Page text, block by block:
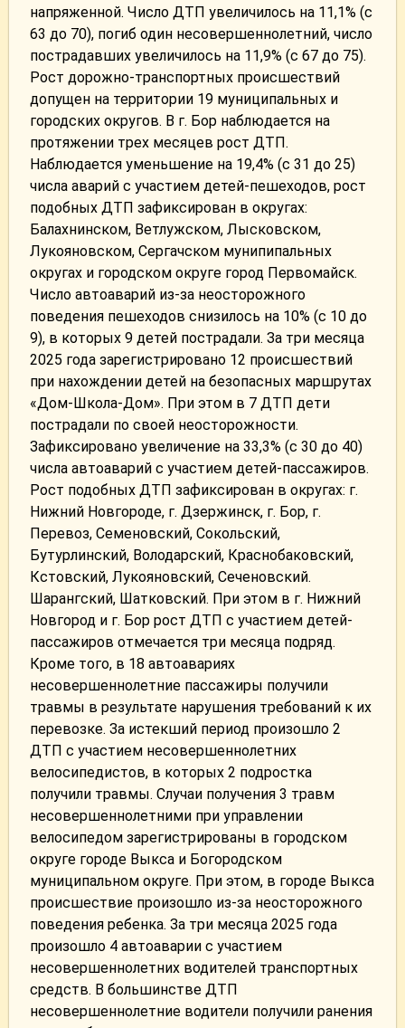
напряженной. Число ДТП увеличилось на 11,1% (с
63 до 70), погиб один несовершеннолетний, число
пострадавших увеличилось на 11,9% (с 67 до 75).
Рост дорожно-транспортных происшествий
допущен на территории 19 муниципальных и
городских округов. В г. Бор наблюдается на
протяжении трех месяцев рост ДТП.
Наблюдается уменьшение на 19,4% (с 31 до 25)
числа аварий с участием детей-пешеходов, рост
подобных ДТП зафиксирован в округах:
Балахнинском, Ветлужском, Лысковском,
Лукояновском, Сергачском мунипипальных
округах и городском округе город Первомайск.
Число автоаварий из-за неосторожного
поведения пешеходов снизилось на 10% (с 10 до
9), в которых 9 детей пострадали. За три месяца
2025 года зарегистрировано 12 происшествий
при нахождении детей на безопасных маршрутах
«Дом-Школа-Дом». При этом в 7 ДТП дети
пострадали по своей неосторожности.
Зафиксировано увеличение на 33,3% (с 30 до 40)
числа автоаварий с участием детей-пассажиров.
Рост подобных ДТП зафиксирован в округах: г.
Нижний Новгороде, г. Дзержинск, г. Бор, г.
Перевоз, Семеновский, Сокольский,
Бутурлинский, Володарский, Краснобаковский,
Кстовский, Лукояновский, Сеченовский.
Шарангский, Шатковский. При этом в г. Нижний
Новгород и г. Бор рост ДТП с участием детей-
пассажиров отмечается три месяца подряд.
Кроме того, в 18 автоавариях
несовершеннолетние пассажиры получили
травмы в результате нарушения требований к их
перевозке. За истекший период произошло 2
ДТП с участием несовершеннолетних
велосипедистов, в которых 2 подростка
получили травмы. Случаи получения 3 травм
несовершеннолетними при управлении
велосипедом зарегистрированы в городском
округе городе Выкса и Богородском
муниципальном округе. При этом, в городе Выкса
происшествие произошло из-за неосторожного
поведения ребенка. За три месяца 2025 года
произошло 4 автоаварии с участием
несовершеннолетних водителей транспортных
средств. В большинстве ДТП
несовершеннолетние водители получили ранения